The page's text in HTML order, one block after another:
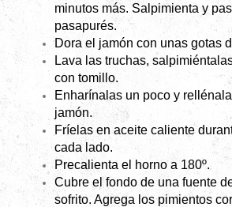
minutos más. Salpimienta y
pasapurés.
Dora el jamón con unas gotas
Lava las truchas,
con tomillo.
Enharínalas un poco y
jamón.
Fríelas en aceite caliente
cada lado.
Precalienta el horno a 180º.
Cubre el fondo de una fuente
sofrito. Agrega los pimientos